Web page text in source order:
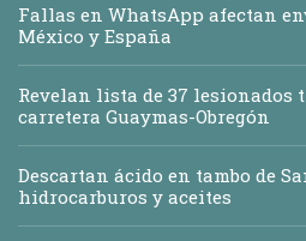
Fallas en WhatsApp afectan
México y España
Revelan lista de 37 lesionados
carretera Guaymas-Obregón
Descartan ácido en tambo de
hidrocarburos y aceites